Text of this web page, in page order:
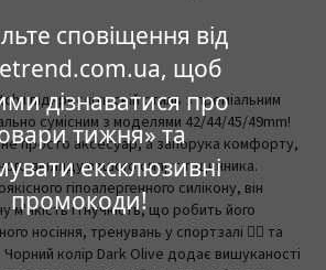
сповіщення від
щоб
дізнаватися про
тижня» та
ексклюзивні
промокоди!
і підкресліть свій стиль з преміальним
сумісним з моделями 42/44/45/49mm!
просто аксесуар, а запорука комфорту,
вигляду вашого смарт-годинника.
гіпоалергенного силікону, він
м'якість і гнучкість, що робить його
носіння, тренувань у спортзалі 🏋️‍♂️ та
Чорний колір Dark Olive додає вишуканості